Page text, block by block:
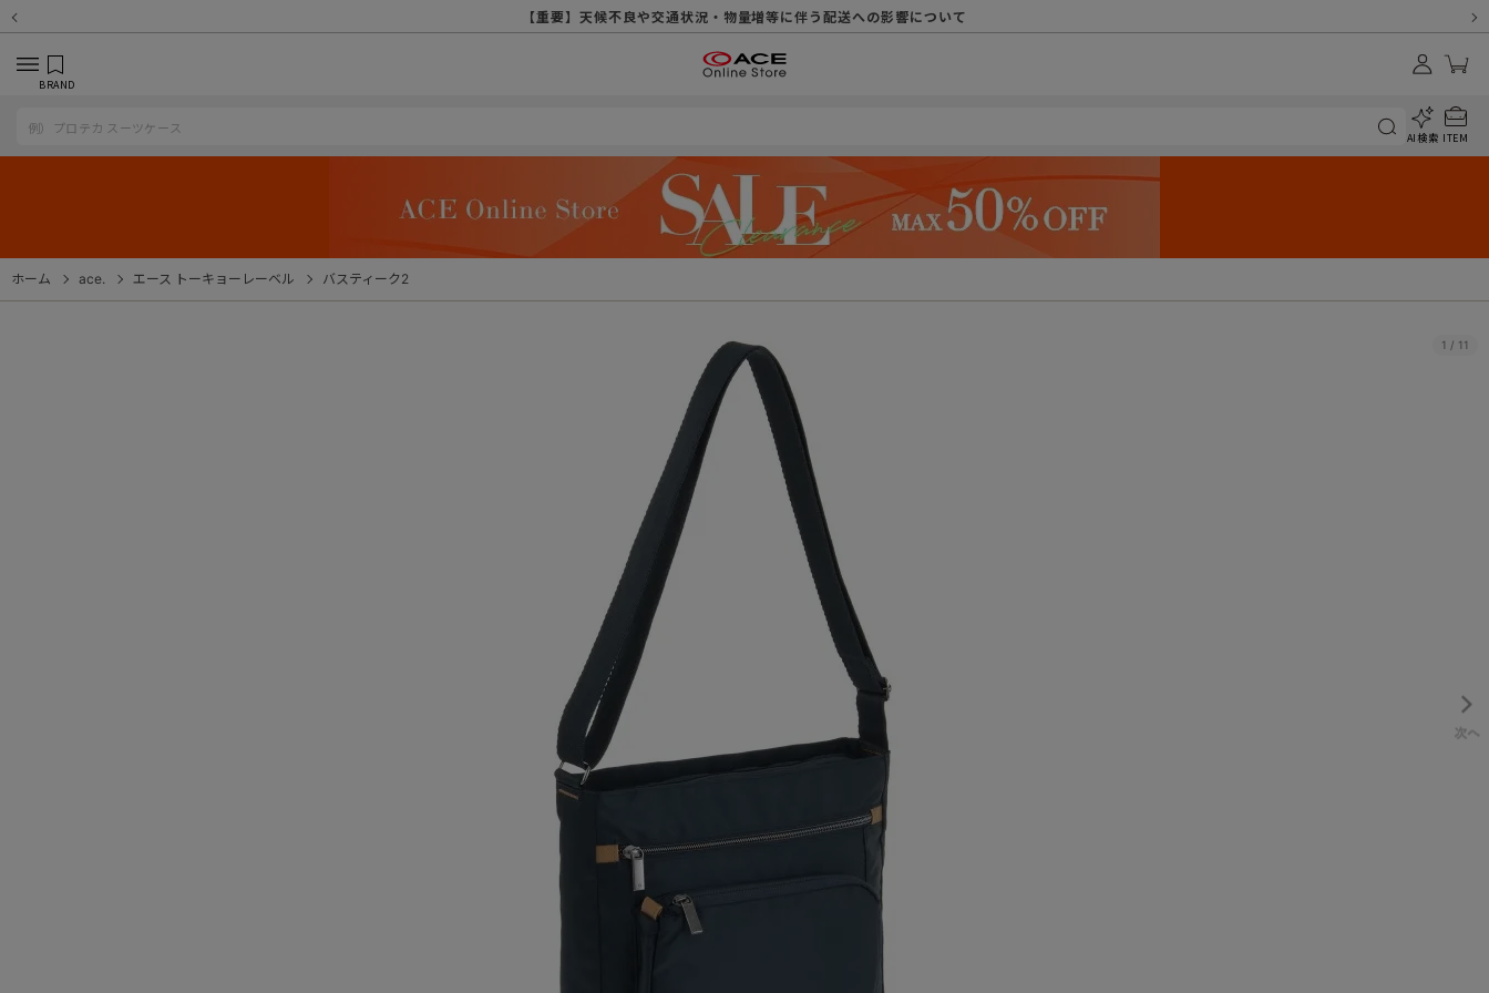
【重要】8/11（火・祝）休業及び配送スケジュールについて
【重要】令和８年熊本地震に伴う配送への影響について
【重要】納品書・領収書ペーパーレス化（電子化）のお知らせ
【重要】天候不良や交通状況・物量増等に伴う配送への影響について
【重要】悪質な詐欺サイトにご注意ください
【重要】各種メールが届かない場合に関しまして
【重要】お問い合わせのご対応に関しまして
【重要】SNSのなりすまし詐欺にご注意ください
BRAND
AI検索 ITEM
ホーム ace. エース トーキョーレーベル バスティーク2
1 / 11